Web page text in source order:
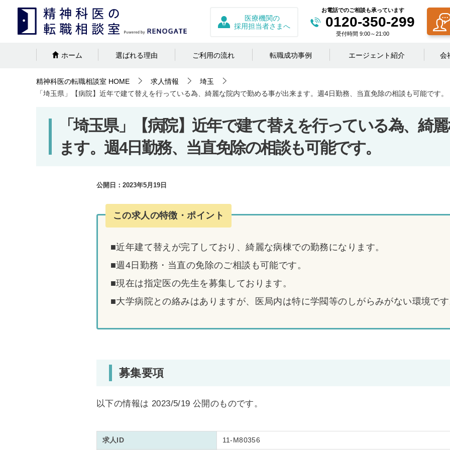
お電話でのご相談も承っています
0120-350-299
受付時間 9:00～21:00
医療機関の
採用担当者さまへ
ホーム 選ばれる理由 ご利用の流れ 転職成功事例 エージェント紹介 会
精神科医の転職相談室 HOME 求人情報
埼玉
「埼玉県」【病院】近年で建て替えを行っている為、綺麗な院内で勤める事が出来ます。週4日勤務、当直免除の相談も可能です。
「埼玉県」【病院】近年で建て替えを行っている為、綺
ます。週4日勤務、当直免除の相談も可能です。
公開日： 2023年5月19日
この求人の特徴・ポイント
■近年建て替えが完了しており、綺麗な病棟での勤務になります。
■週4日勤務・当直の免除のご相談も可能です。
■現在は指定医の先生を募集しております。
■大学病院との絡みはありますが、医局内は特に学閥等のしがらみがない環境で
募集要項
以下の情報は 2023/5/19 公開のものです。
求人ID 11-M80356